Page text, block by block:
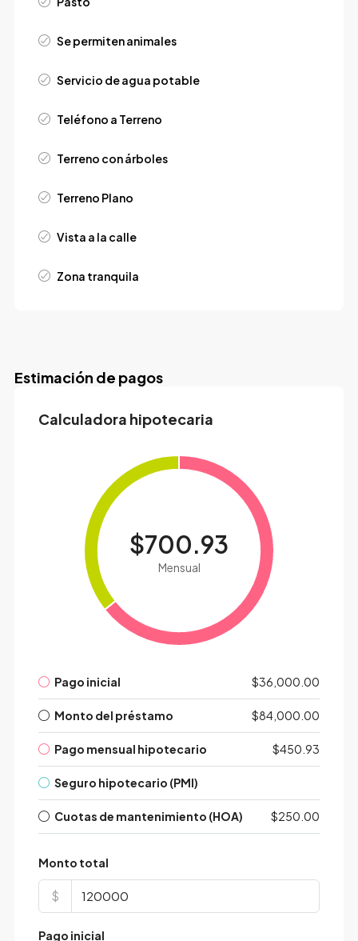
Se permiten animales
Servicio de agua potable
Teléfono a Terreno
Terreno con árboles
Terreno Plano
Vista a la calle
Zona tranquila
Estimación de pagos
Calculadora hipotecaria
$700.93
Mensual
Pago inicial $36,000.00
Monto del préstamo $84,000.00
Pago mensual hipotecario $450.93
Seguro hipotecario (PMI)
Cuotas de mantenimiento (HOA) $250.00
Monto total
$
Pago inicial